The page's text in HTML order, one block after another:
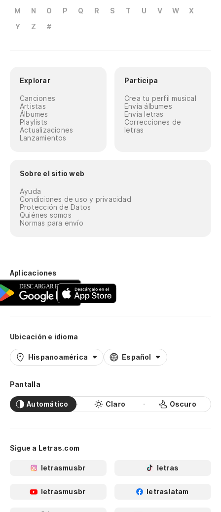
M
N O P Q R S T U V W
X
Y
Z #
Explorar
Canciones
Artistas
Álbumes
Playlists
Actualizaciones
Lanzamientos
Participa
Crea tu perfil musical
Envía álbumes
Envía letras
Correcciones de
letras
Sobre el sitio web
Ayuda
Condiciones de uso y privacidad
Protección de Datos
Quiénes somos
Normas para envío
Aplicaciones
Ubicación e idioma
Hispanoamérica Español
Pantalla
Automático Claro Oscuro
Sigue a Letras.com
letrasmusbr letras
letrasmusbr letraslatam